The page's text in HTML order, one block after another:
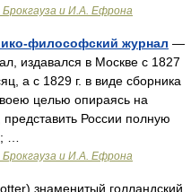
Брокгауза и И.А. Ефрона
философский журнал —
издавался в Москве с 1827
а с 1829 г. в виде сборника
целью опираясь на
России полную
…
Брокгауза и И.А. Ефрона
знаменитый голландский